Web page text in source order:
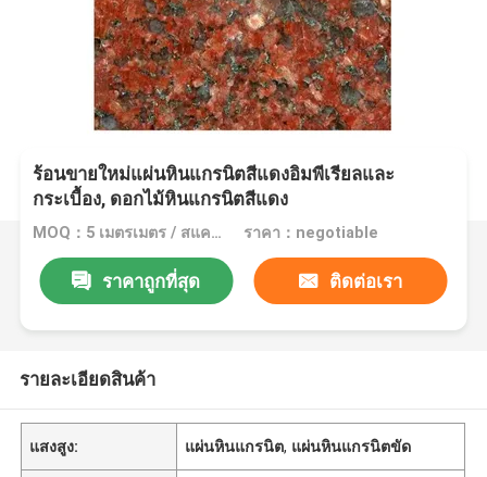
ร้อนขายใหม่แผ่นหินแกรนิตสีแดงอิมพีเรียลและ
กระเบื้อง, ดอกไม้หินแกรนิตสีแดง
MOQ：5 เมตรเมตร / สแควร์ ราคา：negotiable
ราคาถูกที่สุด ติดต่อเรา
รายละเอียดสินค้า
แสงสูง: แผ่นหินแกรนิต, แผ่นหินแกรนิตขัด